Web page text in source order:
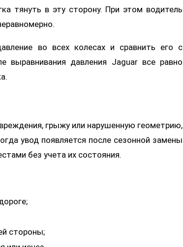
тянуть в эту сторону. При этом водитель
во всех колесах и сравнить его с
выравнивания давления Jaguar все равно
грыжу или нарушенную геометрию,
увод появляется после сезонной замены
без учета их состояния.
стороны;